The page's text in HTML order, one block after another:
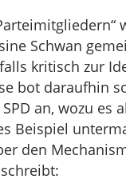
Schwan
kritisch zur
bot daraufhin
an, wozu es
Beispiel
den